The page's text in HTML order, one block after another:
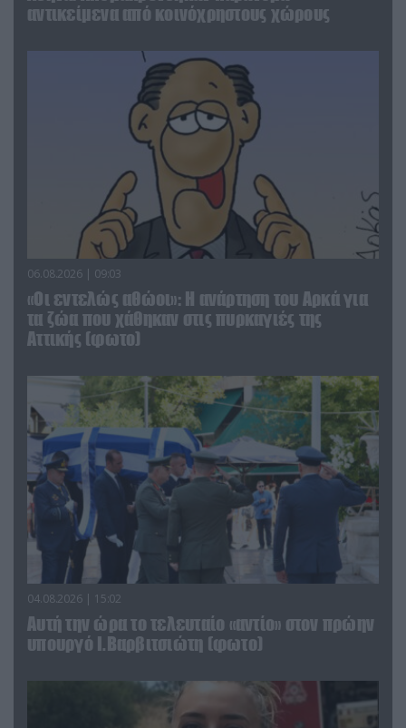
αντικείμενα από κοινόχρηστους χώρους
06.08.2026 | 09:03
«Οι εντελώς αθώοι»: Η ανάρτηση του Αρκά για
τα ζώα που χάθηκαν στις πυρκαγιές της
Αττικής (φωτο)
04.08.2026 | 15:02
Αυτή την ώρα το τελευταίο «αντίο» στον πρώην
υπουργό Ι.Βαρβιτσιώτη (φωτο)